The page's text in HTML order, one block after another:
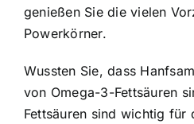
genießen Sie die vielen
Powerkörner.
Wussten Sie, dass
von Omega-3-Fettsäuren
Fettsäuren sind wichtig für